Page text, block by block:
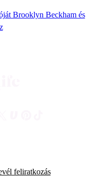
Brooklyn Beckham és
feliratkozás